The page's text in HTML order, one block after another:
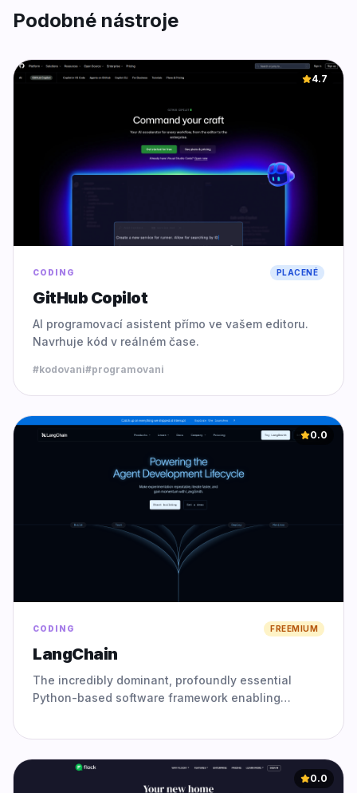
Podobné nástroje
4.7
CODING PLACENÉ
GitHub Copilot
AI programovací asistent přímo ve vašem editoru.
Navrhuje kód v reálném čase.
#kodovani#programovani
0.0
CODING FREEMIUM
LangChain
The incredibly dominant, profoundly essential
Python-based software framework enabling
0.0